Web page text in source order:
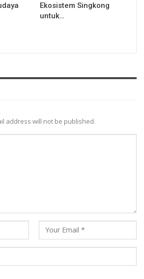
Ekosistem Singkong
untuk…
address will not be published.